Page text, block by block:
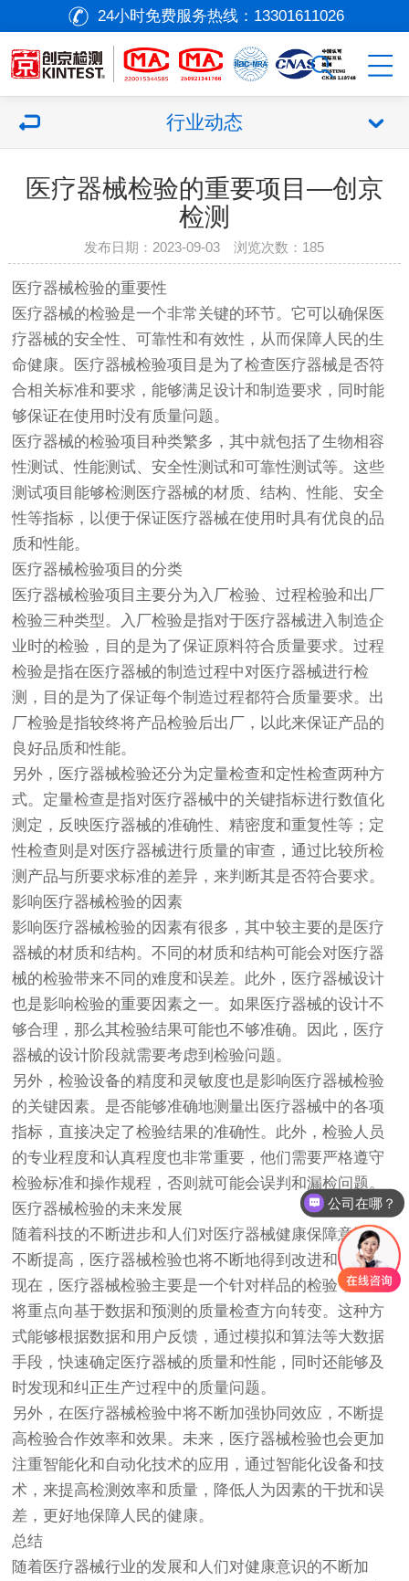
24小时免费服务热线： 13301611026
行业动态
医疗器械检验的重要项目—创京
检测
发布日期：2023-09-03 浏览次数： 185
医疗器械检验的重要性
医疗器械的检验是一个非常关键的环节。它可以确保 医
疗器械的安全性、可靠性和有效性，从而保障人民的生
命健康。
医疗器械检验项目是为了检查 医疗器械是否符
合相关标准和要求，能够满足设计和制造要求，同时能
够保证在使用时没有质量问题。
医疗器械的检验项目种类繁多，其中就包括了生物相容
性测试、性能测试、安全性测试和可靠性测试等。这些
测试项目能够检测医疗器械的材质、结构、性能、安全
性等指标，以便于保证医疗器械在使用时具有优良的品
质和性能。
医疗器械检验项目的分类
医疗器械检验项目主要分为入厂检验、过程检验和出厂
检验三种类型。入厂检验是指对于医疗器械进入制造企
业时的检验，目的是为了保证原料符合质量要求。过程
检验是指在医疗器械的制造过程中对医疗器械进行检
测，目的是为了保证每个制造过程都符合质量要求。出
厂检验是指较终将产品检验后出厂，以此来保证产品的
良好品质和性能。
另外，医疗器械检验还分为定量检查和定性检查两种方
式。定量检查是指对医疗器械中的关键指标进行数值化
测定，反映医疗器械的准确性、精密度和重复性等；定
性检查则是对医疗器械进行质量的审查，通过比较所检
测产品与所要求标准的差异，来判断其是否符合要求。
影响医疗器械检验的因素
影响医疗器械检验的因素有很多，其中较主要的是医疗
器械的材质和结构。不同的材质和结构可能会对医疗器
械的检验带来不同的难度和误差。此外，医疗器械设计
也是影响检验的重要因素之一。如果医疗器械的设计不
够合理，那么其检验结果可能也不够准确。因此，医疗
器械的设计阶段就需要考虑到检验问题。
另外，检验设备的精度和灵敏度也是影响医疗器械检验
的关键因素。是否能够准确地测量出医疗器械中的各项
指标，直接决定了检验结果的准确性。此外，检验人员
的专业程度和认真程度也非常重要，他们需要严格遵守
检验标准和操作规程，否则就可能会误判和漏检问题。
医疗器械检验的未来发展
随着科技的不断进步和人们对医疗器械健康保障意识的
不断提高，医疗器械检验也将不断地得到改进和优化。
现在，医疗器械检验主要是一个针对样品的检验，未来
将重点向基于数据和预测的质量检查方向转变。这种方
式能够根据数据和用户反馈，通过模拟和算法等大数据
手段，快速确定医疗器械的质量和性能，同时还能够及
时发现和纠正生产过程中的质量问题。
另外，在医疗器械检验中将不断加强协同效应，不断提
高检验合作效率和效果。未来，医疗器械检验也会更加
注重智能化和自动化技术的应用，通过智能化设备和技
术，来提高检测效率和质量，降低人为因素的干扰和误
差，更好地保障人民的健康。
总结
随着医疗器械行业的发展和人们对健康意识的不断加
公司在哪？